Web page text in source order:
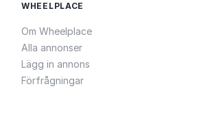
WHEELPLACE
Om Wheelplace
Alla annonser
Lägg in annons
Förfrågningar